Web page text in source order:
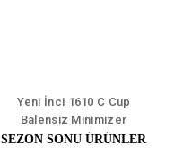
Yeni İnci 1610 C Cup
Balensiz Minimizer
Toparlayıcı Sütyen
SEZON SONU ÜRÜNLER